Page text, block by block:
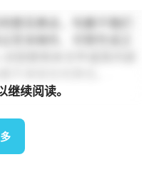
意见表达，均基于我们
续阅读。